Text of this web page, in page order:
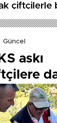
çiftçilerle
Güncel
askı